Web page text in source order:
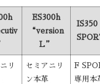
ES300h
“version
L”
リ
セミアニリ
ン本革
F
専用本